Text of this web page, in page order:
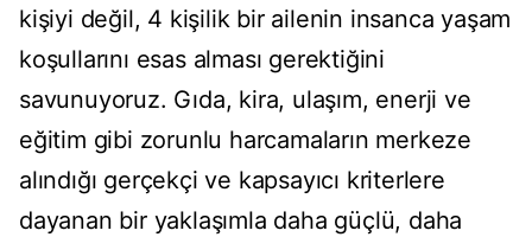
kişiyi değil, 4 kişilik bir ailenin insanca yaşam
koşullarını esas alması gerektiğini
savunuyoruz. Gıda, kira, ulaşım, enerji ve
eğitim gibi zorunlu harcamaların merkeze
alındığı gerçekçi ve kapsayıcı kriterlere
dayanan bir yaklaşımla daha güçlü, daha